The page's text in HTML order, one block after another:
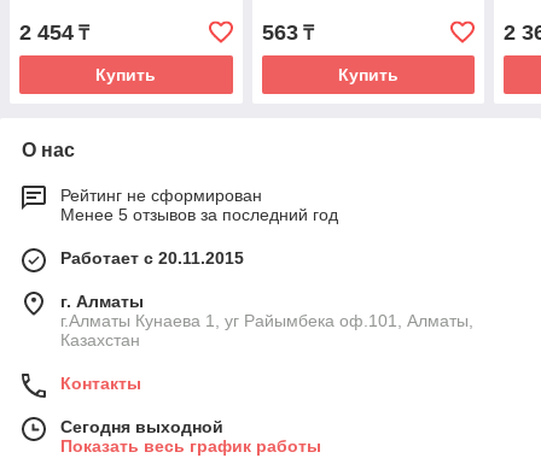
2 454 ₸
Купить
563₸
Купить
2
О нас
Рейтинг не сформирован
Менее 5 отзывов за последний год
Работает с 20.11.2015
г. Алматы
г.Алматы Кунаева 1, уг Райымбека оф.101, Алматы,
Казахстан
Контакты
Сегодня выходной
Показать весь график работы